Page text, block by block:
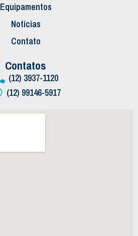
Equipamentos
Notícias
Contato
Contatos
(12) 3937-1120
(12) 99146-5917